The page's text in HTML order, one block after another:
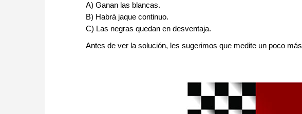
A) Ganan las blancas.
B) Habrá jaque continuo.
C) Las negras quedan en desventaja.
Antes de ver la solución, les sugerimos que medite un poco más